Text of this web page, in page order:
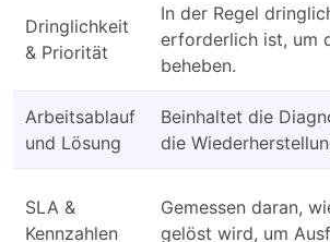
Dringlichkeit
& Priorität
In der Regel
erforderlich ist, um
beheben.
Arbeitsablauf
und Lösung
Beinhaltet die
die
SLA &
Kennzahlen
Gemessen daran,
gelöst wird, um